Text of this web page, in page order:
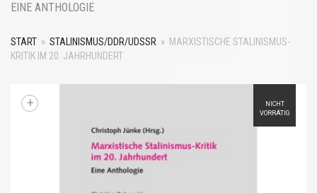
EINE ANTHOLOGIE
START » STALINISMUS/DDR/UDSSR » MARXISTISCHE STALINISMUS-
KRITIK IM 20. JAHRHUNDERT
NICHT
VORRÄTIG
+